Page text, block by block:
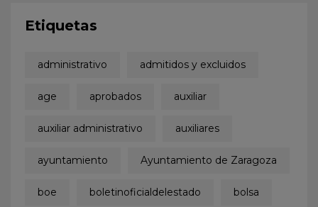
Etiquetas
administrativo admitidos y excluidos
age aprobados auxiliar
auxiliar administrativo auxiliares
ayuntamiento Ayuntamiento de Zaragoza
boe boletinoficialdelestado bolsa